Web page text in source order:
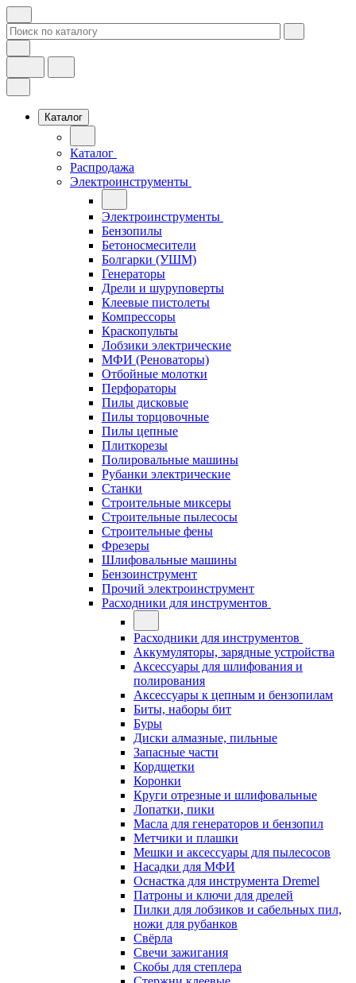
Каталог
Каталог
Распродажа
Электроинструменты
Электроинструменты
Бензопилы
Бетоносмесители
Болгарки (УШМ)
Генераторы
Дрели и шуруповерты
Клеевые пистолеты
Компрессоры
Краскопульты
Лобзики электрические
МФИ (Реноваторы)
Отбойные молотки
Перфораторы
Пилы дисковые
Пилы торцовочные
Пилы цепные
Плиткорезы
Полировальные машины
Рубанки электрические
Станки
Строительные миксеры
Строительные пылесосы
Строительные фены
Фрезеры
Шлифовальные машины
Бензоинструмент
Прочий электроинструмент
Расходники для инструментов
Расходники для инструментов
Аккумуляторы, зарядные устройства
Аксессуары для шлифования и
полирования
Аксессуары к цепным и бензопилам
Биты, наборы бит
Буры
Диски алмазные, пильные
Запасные части
Кордщетки
Коронки
Круги отрезные и шлифовальные
Лопатки, пики
Масла для генераторов и бензопил
Метчики и плашки
Мешки и аксессуары для пылесосов
Насадки для МФИ
Оснастка для инструмента Dremel
Патроны и ключи для дрелей
Пилки для лобзиков и сабельных пил,
ножи для рубанков
Свёрла
Свечи зажигания
Скобы для степлера